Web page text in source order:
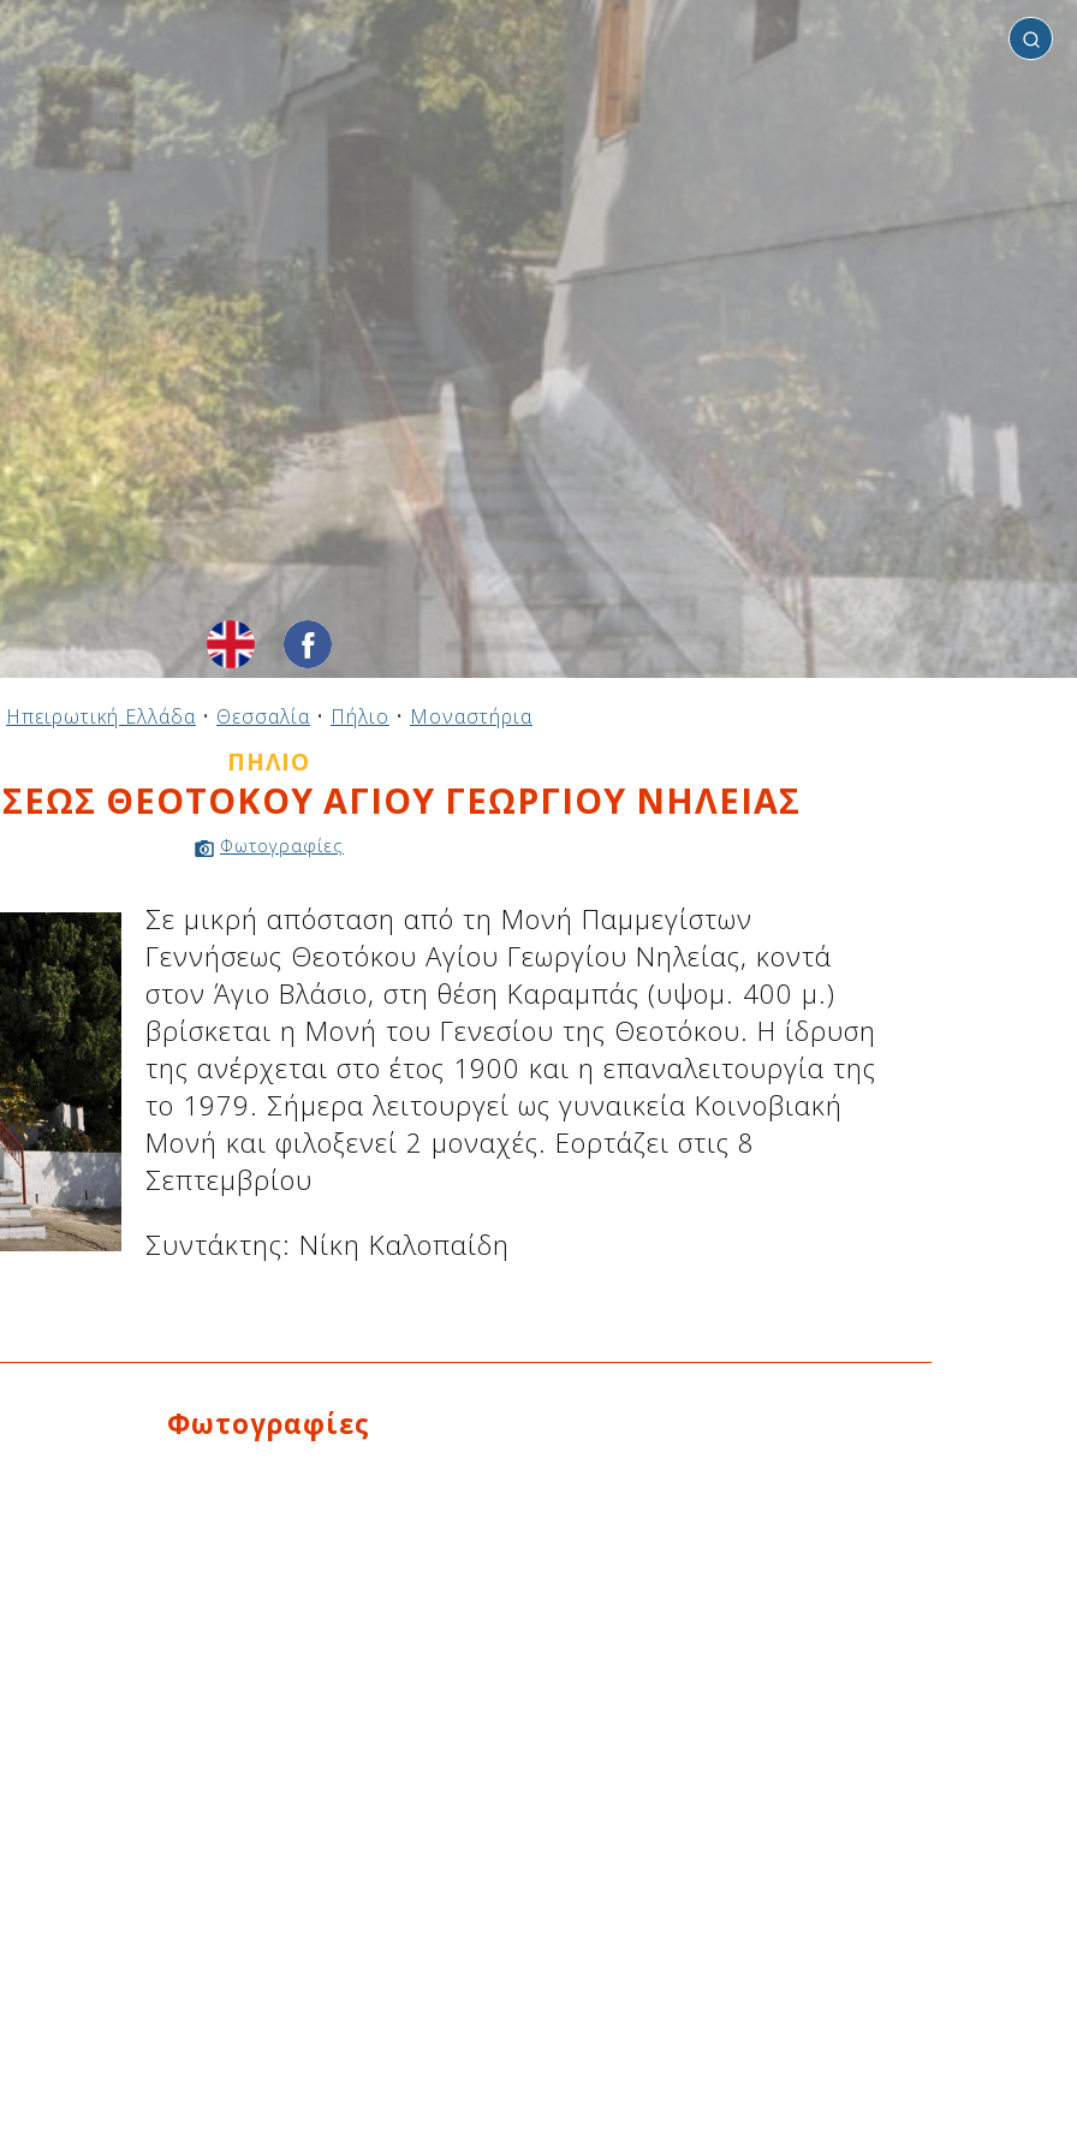
Ηπειρωτική Ελλάδα• Θεσσαλία• Πήλιο • Μοναστήρια
ΠΉΛΙΟ
ΘΕΟΤΟΚΟΥ ΑΓΙΟΥ ΓΕΩΡΓΙΟΥ ΝΗΛΕΙΑΣ
Φωτογραφίες
Σε μικρή απόσταση από τη Μονή Παμμεγίστων
Γεννήσεως Θεοτόκου Αγίου Γεωργίου Νηλείας, κοντά
στον Άγιο Βλάσιο, στη θέση Καραμπάς (υψομ. 400 μ.)
βρίσκεται η Μονή του Γενεσίου της Θεοτόκου. Η ίδρυση
της ανέρχεται στο έτος 1900 και η επαναλειτουργία της
το 1979. Σήμερα λειτουργεί ως γυναικεία Κοινοβιακή
Μονή και φιλοξενεί 2 μοναχές. Εορτάζει στις 8
Σεπτεμβρίου
Συντάκτης: Νίκη Καλοπαίδη
Φωτογραφίες